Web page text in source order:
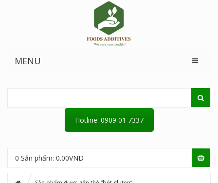
MENU
Hotline: 0909 01 7337
0 Sản phẩm: 0.00VND